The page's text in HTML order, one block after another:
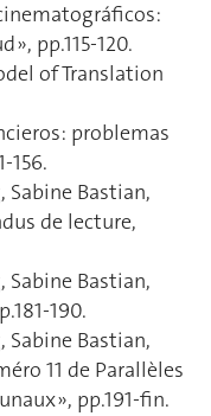
pp.115-120.
of Translation
problemas
156.
Bastian,
de lecture,
Bastian,
190.
Bastian,
11 de Parallèles
», pp.191-fin.